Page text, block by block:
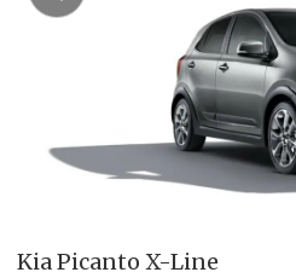
Kia Picanto X-Line